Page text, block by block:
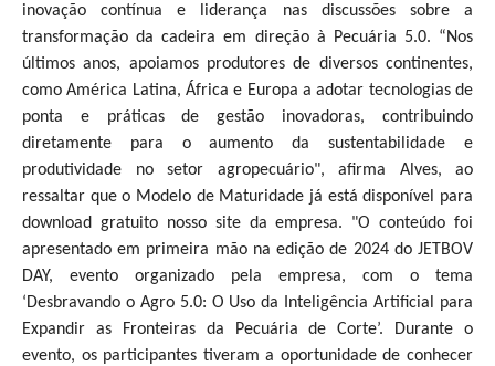
inovação contínua e liderança nas discussões sobre a
transformação da cadeira em direção à Pecuária 5.0. “Nos
últimos anos, apoiamos produtores de diversos continentes,
como América Latina, África e Europa a adotar tecnologias de
ponta e práticas de gestão inovadoras, contribuindo
diretamente para o aumento da sustentabilidade e
produtividade no setor agropecuário", afirma Alves, ao
ressaltar que o Modelo de Maturidade já está disponível para
download gratuito nosso site da empresa. "O conteúdo foi
apresentado em primeira mão na edição de 2024 do JETBOV
DAY, evento organizado pela empresa, com o tema
‘Desbravando o Agro 5.0: O Uso da Inteligência Artificial para
Expandir as Fronteiras da Pecuária de Corte’. Durante o
evento, os participantes tiveram a oportunidade de conhecer